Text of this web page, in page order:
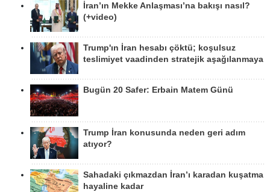
İran’ın Mekke Anlaşması’na bakışı nasıl?
(+video)
Trump'ın İran hesabı çöktü; koşulsuz
teslimiyet vaadinden stratejik aşağılanmaya
Bugün 20 Safer: Erbain Matem Günü
Trump İran konusunda neden geri adım
atıyor?
Sahadaki çıkmazdan İran’ı karadan kuşatma
hayaline kadar